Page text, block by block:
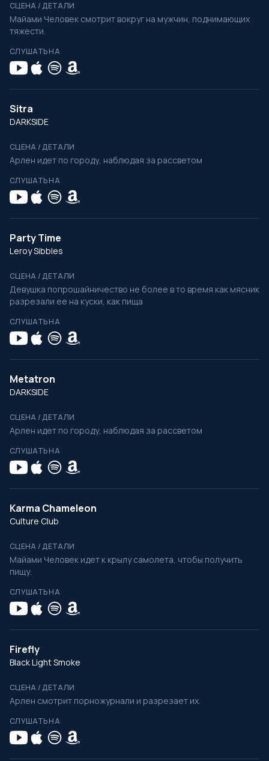
СЦЕНА / ДЕТАЛИ
Майами Человек смотрит вокруг на мужчин, поднимающих
тяжести.
СЛУШАТЬ НА
Sitra
DARKSIDE
СЦЕНА / ДЕТАЛИ
Арлен идет по городу, наблюдая за рассветом
СЛУШАТЬ НА
Party Time
Leroy Sibbles
СЦЕНА / ДЕТАЛИ
Девушка попрошайничество не более в то время как мясник
разрезали ее на куски, как пища
СЛУШАТЬ НА
Metatron
DARKSIDE
СЦЕНА / ДЕТАЛИ
Арлен идет по городу, наблюдая за рассветом
СЛУШАТЬ НА
Karma Chameleon
Culture Club
СЦЕНА / ДЕТАЛИ
Майами Человек идет к крылу самолета, чтобы получить
пищу.
СЛУШАТЬ НА
Firefly
Black Light Smoke
СЦЕНА / ДЕТАЛИ
Арлен смотрит порножурнали и разрезает их.
СЛУШАТЬ НА